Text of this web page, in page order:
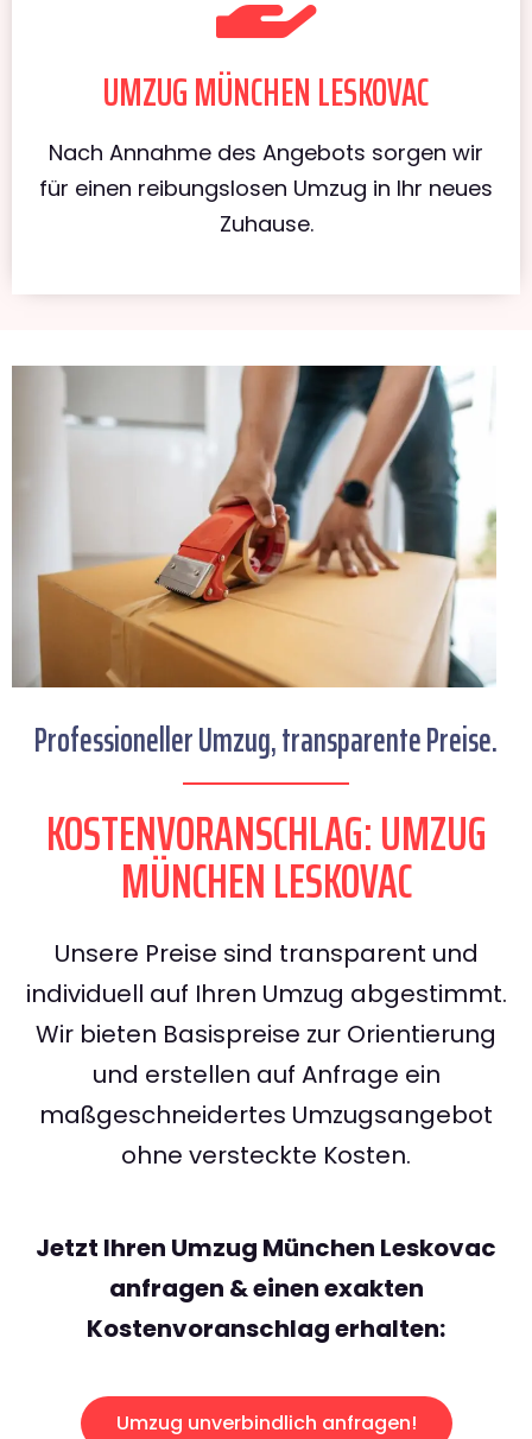
UMZUG MÜNCHEN LESKOVAC
Nach Annahme des Angebots sorgen wir
für einen reibungslosen Umzug in Ihr neues
Zuhause.
Professioneller Umzug, transparente Preise.
KOSTENVORANSCHLAG: UMZUG
MÜNCHEN LESKOVAC
Unsere Preise sind transparent und
individuell auf Ihren Umzug abgestimmt.
Wir bieten Basispreise zur Orientierung
und erstellen auf Anfrage ein
maßgeschneidertes Umzugsangebot
ohne versteckte Kosten.
Jetzt Ihren Umzug München Leskovac
anfragen & einen exakten
Kostenvoranschlag erhalten:
Umzug unverbindlich anfragen!